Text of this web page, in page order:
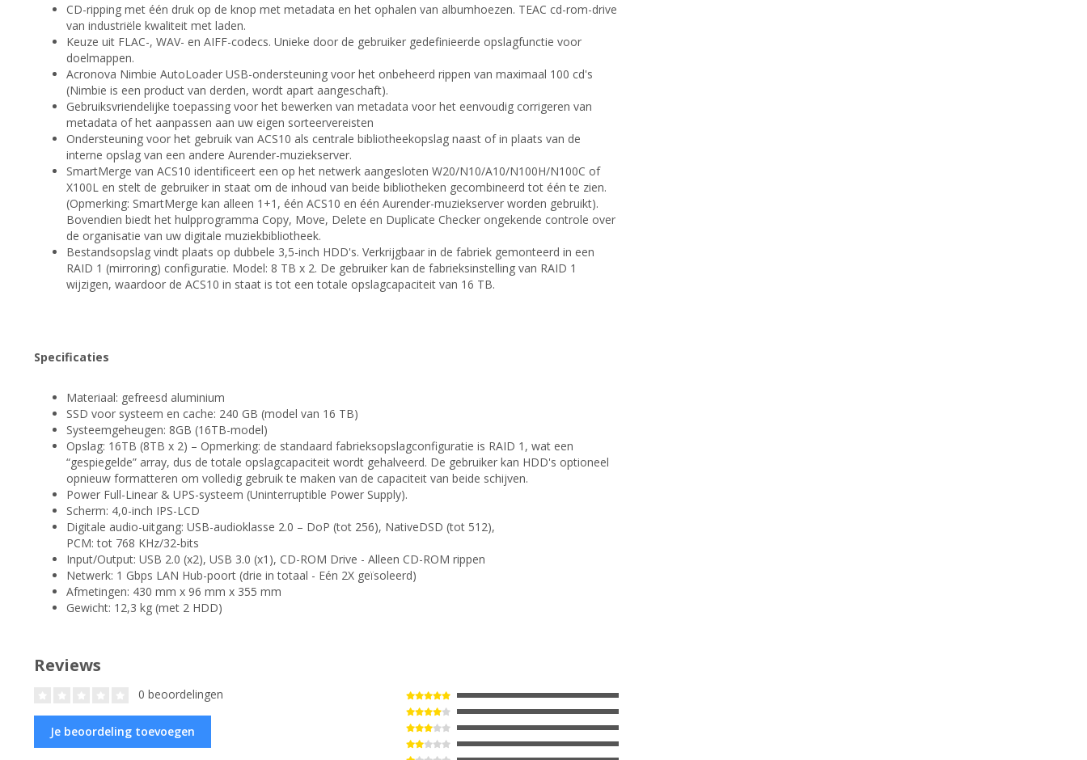
CD-ripping met één druk op de knop met metadata en het ophalen van albumhoezen. TEAC cd-rom-drive
van industriële kwaliteit met laden.
Keuze uit FLAC-, WAV- en AIFF-codecs. Unieke door de gebruiker gedefinieerde opslagfunctie voor
doelmappen.
Acronova Nimbie AutoLoader USB-ondersteuning voor het onbeheerd rippen van maximaal 100 cd's
(Nimbie is een product van derden, wordt apart aangeschaft).
Gebruiksvriendelijke toepassing voor het bewerken van metadata voor het eenvoudig corrigeren van
metadata of het aanpassen aan uw eigen sorteervereisten
Ondersteuning voor het gebruik van ACS10 als centrale bibliotheekopslag naast of in plaats van de
interne opslag van een andere Aurender-muziekserver.
SmartMerge van ACS10 identificeert een op het netwerk aangesloten W20/N10/A10/N100H/N100C of
X100L en stelt de gebruiker in staat om de inhoud van beide bibliotheken gecombineerd tot één te zien.
(Opmerking: SmartMerge kan alleen 1+1, één ACS10 en één Aurender-muziekserver worden gebruikt).
Bovendien biedt het hulpprogramma Copy, Move, Delete en Duplicate Checker ongekende controle over
de organisatie van uw digitale muziekbibliotheek.
Bestandsopslag vindt plaats op dubbele 3,5-inch HDD's. Verkrijgbaar in de fabriek gemonteerd in een
RAID 1 (mirroring) configuratie. Model: 8 TB x 2. De gebruiker kan de fabrieksinstelling van RAID 1
wijzigen, waardoor de ACS10 in staat is tot een totale opslagcapaciteit van 16 TB.
Specificaties
Materiaal: gefreesd aluminium
SSD voor systeem en cache: 240 GB (model van 16 TB)
Systeemgeheugen: 8GB (16TB-model)
Opslag: 16TB (8TB x 2) – Opmerking: de standaard fabrieksopslagconfiguratie is RAID 1, wat een
“gespiegelde” array, dus de totale opslagcapaciteit wordt gehalveerd. De gebruiker kan HDD's optioneel
opnieuw formatteren om volledig gebruik te maken van de capaciteit van beide schijven.
Power Full-Linear & UPS-systeem (Uninterruptible Power Supply).
Scherm: 4,0-inch IPS-LCD
Digitale audio-uitgang: USB-audioklasse 2.0 – DoP (tot 256), NativeDSD (tot 512),
PCM: tot 768 KHz/32-bits
Input/Output: USB 2.0 (x2), USB 3.0 (x1), CD-ROM Drive - Alleen CD-ROM rippen
Netwerk: 1 Gbps LAN Hub-poort (drie in totaal - Eén 2X geïsoleerd)
Afmetingen: 430 mm x 96 mm x 355 mm
Gewicht: 12,3 kg (met 2 HDD)
Reviews
0 beoordelingen
Je beoordeling toevoegen